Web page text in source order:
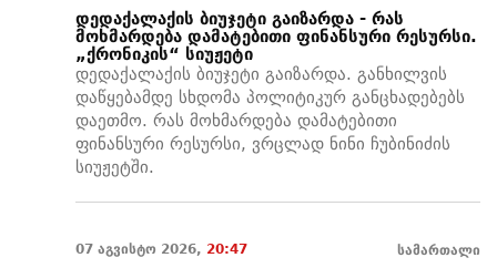
დედაქალაქის ბიუჯეტი გაიზარდა - რას
მოხმარდება დამატებითი ფინანსური რესურსი.
„ქრონიკის“ სიუჟეტი
დედაქალაქის ბიუჯეტი გაიზარდა. განხილვის
დაწყებამდე სხდომა პოლიტიკურ განცხადებებს
დაეთმო. რას მოხმარდება დამატებითი
ფინანსური რესურსი, ვრცლად ნინი ჩუბინიძის
სიუჟეტში.
07 აგვისტო 2026, 20:47 სამართალი